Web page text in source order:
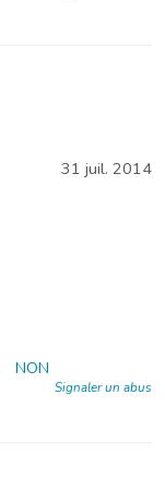
31 juil. 2014
NON
Signaler un abus